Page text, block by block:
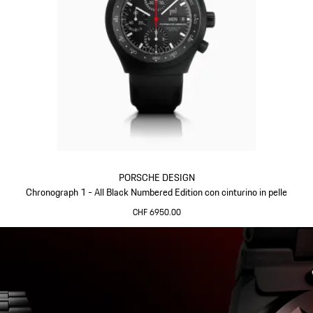
PORSCHE DESIGN
Chronograph 1 - All Black Numbered Edition con cinturino in pelle
CHF 6950.00
Nero
dei